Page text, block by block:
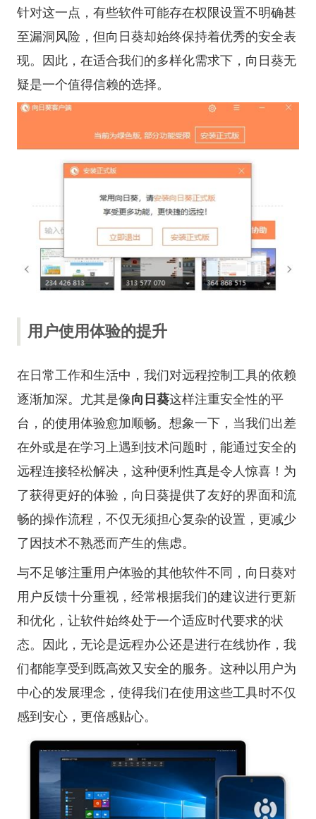
针对这一点，有些软件可能存在权限设置不明确甚
至漏洞风险，但向日葵却始终保持着优秀的安全表
现。因此，在适合我们的多样化需求下，向日葵无
疑是一个值得信赖的选择。
用户使用体验的提升
在日常工作和生活中，我们对远程控制工具的依赖
逐渐加深。尤其是像向日葵这样注重安全性的平
台，的使用体验愈加顺畅。想象一下，当我们出差
在外或是在学习上遇到技术问题时，能通过安全的
远程连接轻松解决，这种便利性真是令人惊喜！为
了获得更好的体验，向日葵提供了友好的界面和流
畅的操作流程，不仅无须担心复杂的设置，更减少
了因技术不熟悉而产生的焦虑。
与不足够注重用户体验的其他软件不同，向日葵对
用户反馈十分重视，经常根据我们的建议进行更新
和优化，让软件始终处于一个适应时代要求的状
态。因此，无论是远程办公还是进行在线协作，我
们都能享受到既高效又安全的服务。这种以用户为
中心的发展理念，使得我们在使用这些工具时不仅
感到安心，更倍感贴心。